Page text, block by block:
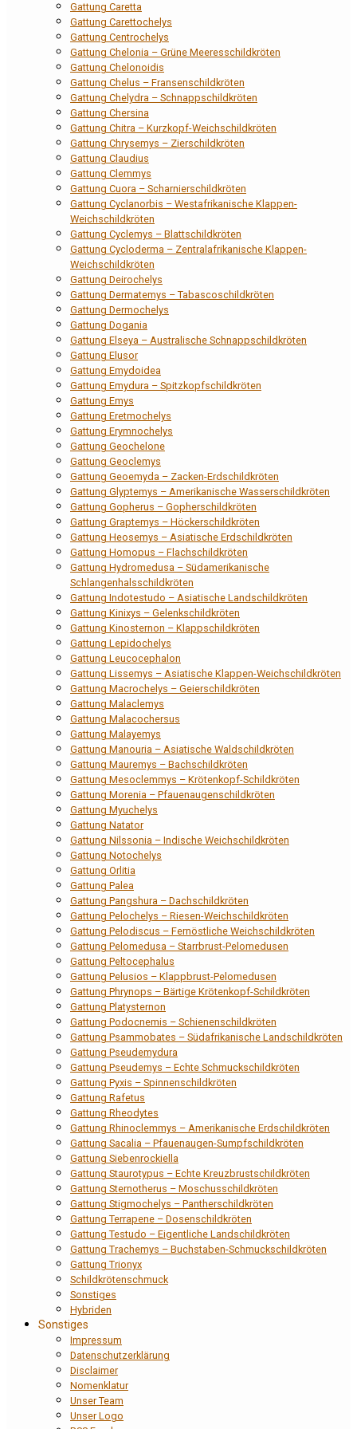
Gattung Caretta
Gattung Carettochelys
Gattung Centrochelys
Gattung Chelonia – Grüne Meeresschildkröten
Gattung Chelonoidis
Gattung Chelus – Fransenschildkröten
Gattung Chelydra – Schnappschildkröten
Gattung Chersina
Gattung Chitra – Kurzkopf-Weichschildkröten
Gattung Chrysemys – Zierschildkröten
Gattung Claudius
Gattung Clemmys
Gattung Cuora – Scharnierschildkröten
Gattung Cyclanorbis – Westafrikanische Klappen-
Weichschildkröten
Gattung Cyclemys – Blattschildkröten
Gattung Cycloderma – Zentralafrikanische Klappen-
Weichschildkröten
Gattung Deirochelys
Gattung Dermatemys – Tabascoschildkröten
Gattung Dermochelys
Gattung Dogania
Gattung Elseya – Australische Schnappschildkröten
Gattung Elusor
Gattung Emydoidea
Gattung Emydura – Spitzkopfschildkröten
Gattung Emys
Gattung Eretmochelys
Gattung Erymnochelys
Gattung Geochelone
Gattung Geoclemys
Gattung Geoemyda – Zacken-Erdschildkröten
Gattung Glyptemys – Amerikanische Wasserschildkröten
Gattung Gopherus – Gopherschildkröten
Gattung Graptemys – Höckerschildkröten
Gattung Heosemys – Asiatische Erdschildkröten
Gattung Homopus – Flachschildkröten
Gattung Hydromedusa – Südamerikanische
Schlangenhalsschildkröten
Gattung Indotestudo – Asiatische Landschildkröten
Gattung Kinixys – Gelenkschildkröten
Gattung Kinosternon – Klappschildkröten
Gattung Lepidochelys
Gattung Leucocephalon
Gattung Lissemys – Asiatische Klappen-Weichschildkröten
Gattung Macrochelys – Geierschildkröten
Gattung Malaclemys
Gattung Malacochersus
Gattung Malayemys
Gattung Manouria – Asiatische Waldschildkröten
Gattung Mauremys – Bachschildkröten
Gattung Mesoclemmys – Krötenkopf-Schildkröten
Gattung Morenia – Pfauenaugenschildkröten
Gattung Myuchelys
Gattung Natator
Gattung Nilssonia – Indische Weichschildkröten
Gattung Notochelys
Gattung Orlitia
Gattung Palea
Gattung Pangshura – Dachschildkröten
Gattung Pelochelys – Riesen-Weichschildkröten
Gattung Pelodiscus – Fernöstliche Weichschildkröten
Gattung Pelomedusa – Starrbrust-Pelomedusen
Gattung Peltocephalus
Gattung Pelusios – Klappbrust-Pelomedusen
Gattung Phrynops – Bärtige Krötenkopf-Schildkröten
Gattung Platysternon
Gattung Podocnemis – Schienenschildkröten
Gattung Psammobates – Südafrikanische Landschildkröten
Gattung Pseudemydura
Gattung Pseudemys – Echte Schmuckschildkröten
Gattung Pyxis – Spinnenschildkröten
Gattung Rafetus
Gattung Rheodytes
Gattung Rhinoclemmys – Amerikanische Erdschildkröten
Gattung Sacalia – Pfauenaugen-Sumpfschildkröten
Gattung Siebenrockiella
Gattung Staurotypus – Echte Kreuzbrustschildkröten
Gattung Sternotherus – Moschusschildkröten
Gattung Stigmochelys – Pantherschildkröten
Gattung Terrapene – Dosenschildkröten
Gattung Testudo – Eigentliche Landschildkröten
Gattung Trachemys – Buchstaben-Schmuckschildkröten
Gattung Trionyx
Schildkrötenschmuck
Sonstiges
Hybriden
Sonstiges
Impressum
Datenschutzerklärung
Disclaimer
Nomenklatur
Unser Team
Unser Logo